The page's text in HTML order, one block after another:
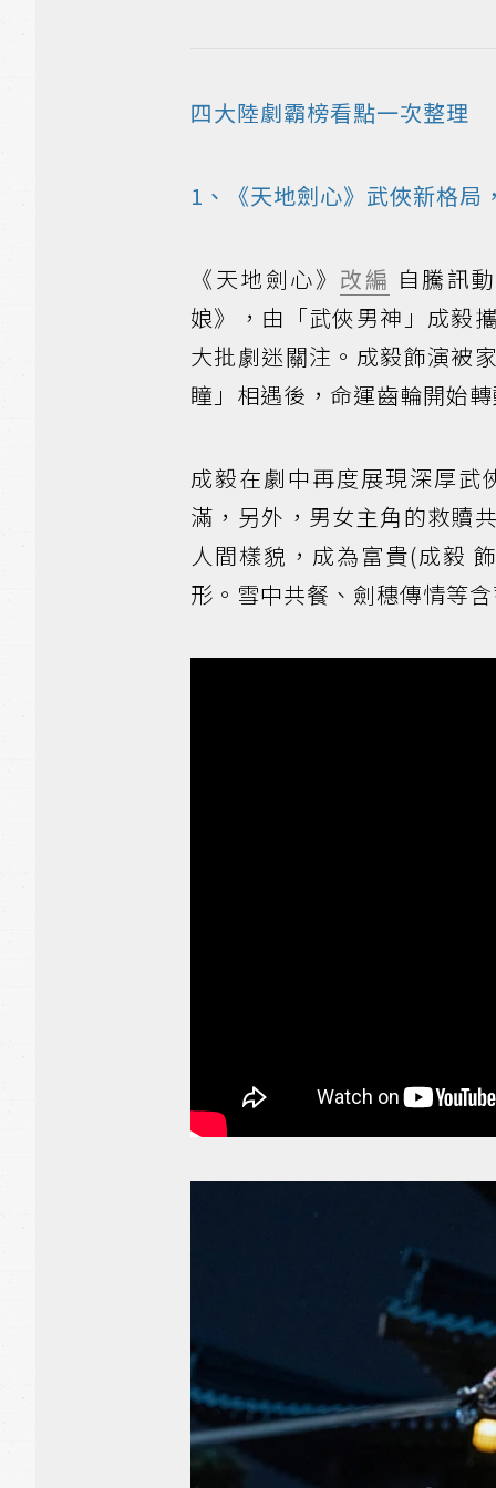
四大陸劇霸榜看點一次整理
1、《天地劍心》武俠新格
《天地劍心》 改編 自騰訊
娘》，由「武俠男神」成毅
大批劇迷關注。成毅飾演被
瞳」相遇後，命運齒輪開始
成毅在劇中再度展現深厚
滿，另外，男女主角的救贖
人間樣貌，成為富貴(成毅
形。雪中共餐、劍穗傳情等